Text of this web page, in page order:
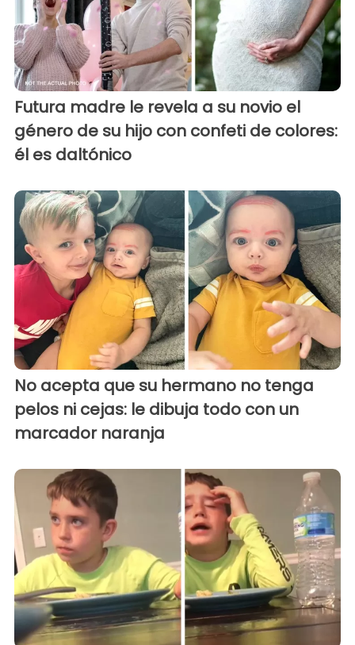
Futura madre le revela a su novio el
género de su hijo con confeti de colores:
él es daltónico
No acepta que su hermano no tenga
pelos ni cejas: le dibuja todo con un
marcador naranja